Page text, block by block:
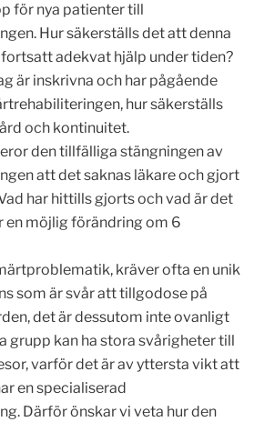
för nya patienter till
Hur säkerställs det att denna
adekvat hjälp under tiden?
är inskrivna och har pågående
hur säkerställs
och kontinuitet.
den tillfälliga stängningen av
att det saknas läkare och gjort
har hittills gjorts och vad är det
en möjlig förändring om 6
kräver ofta en unik
som är svår att tillgodose på
det är dessutom inte ovanligt
grupp kan ha stora svårigheter till
varför det är av yttersta vikt att
en specialiserad
Därför önskar vi veta hur den